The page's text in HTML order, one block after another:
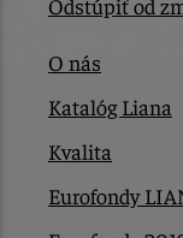
O nás
Katalóg Liana
Kvalita
Eurofondy